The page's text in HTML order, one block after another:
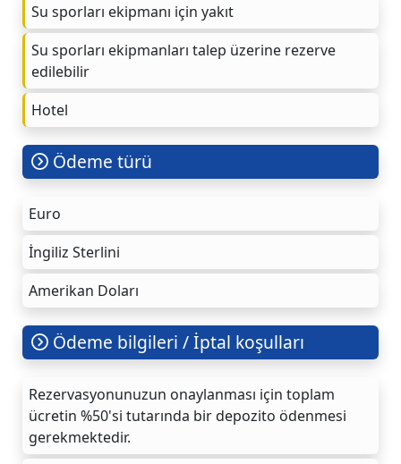
Su sporları ekipmanı için yakıt
Su sporları ekipmanları talep üzerine rezerve
edilebilir
Hotel
Ödeme türü
Euro
İngiliz Sterlini
Amerikan Doları
Ödeme bilgileri / İptal koşulları
Rezervasyonunuzun onaylanması için toplam
ücretin %50'si tutarında bir depozito ödenmesi
gerekmektedir.